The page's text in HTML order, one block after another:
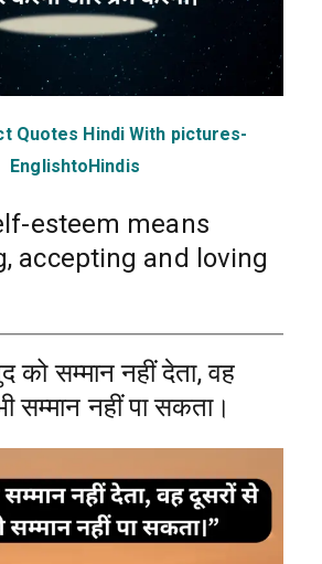
Quotes Hindi With pictures-
EnglishtoHindis
esteem means
accepting and loving
को सम्मान नहीं देता, वह
सम्मान नहीं पा सकता।